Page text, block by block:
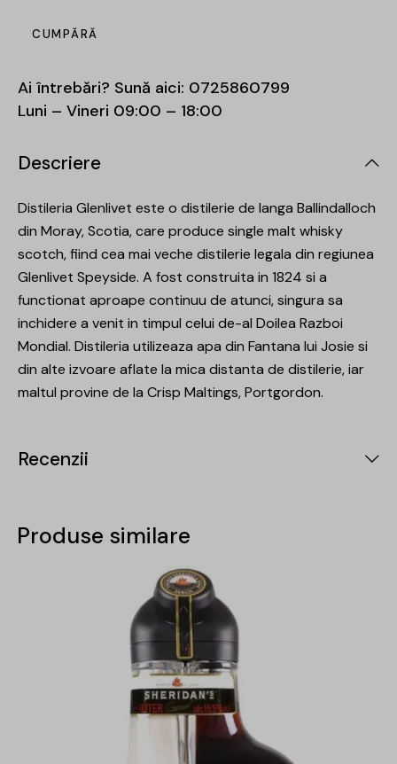
CUMPĂRĂ
Ai întrebări? Sună aici: 0725860799
Luni – Vineri 09:00 – 18:00
Descriere
Distileria Glenlivet este o distilerie de langa Ballindalloch
din Moray, Scotia, care produce single malt whisky
scotch, fiind cea mai veche distilerie legala din regiunea
Glenlivet Speyside. A fost construita in 1824 si a
functionat aproape continuu de atunci, singura sa
inchidere a venit in timpul celui de-al Doilea Razboi
Mondial. Distileria utilizeaza apa din Fantana lui Josie si
din alte izvoare aflate la mica distanta de distilerie, iar
maltul provine de la Crisp Maltings, Portgordon.
Recenzii
Produse similare